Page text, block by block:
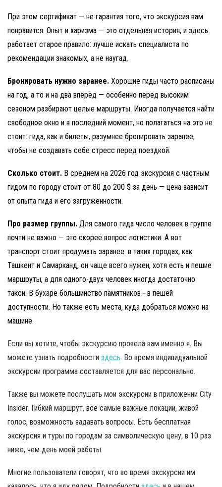
При этом сертификат — не гарантия того, что экскурсия вам
понравится. Опыт и харизма — это отдельная история, и здесь
работает старое правило: лучше искать специалиста по
рекомендации знакомых, а не наугад.
Бронировать нужно заранее. Хорошие гиды часто расписаны
на год, а то и на два вперёд — особенно перед высоким
сезоном разбирают целые маршруты. Иногда получается найти
свободное окно и в последний момент, но полагаться на это не
стоит: гида, как и билеты, разумнее бронировать заранее,
чтобы не создавать себе стресс перед поездкой.
Сколько стоит. В среднем на 2026 год экскурсия с частным
гидом по городу стоит от 80 до 200 $ за день — цена зависит
от опыта гида и его загруженности.
Про размер группы. Для самого гида число человек в группе
почти не важно — это скорее вопрос логистики. А вот
транспорт стоит продумать заранее: в таких городах, как
Ташкент и Самарканд, он чаще всего нужен, хотя есть и пешие
маршруты, а для одного-двух человек иногда достаточно
такси. В бухаре большинство памятников - в пешей
доступности. Но также есть места, куда добраться можно на
машине.
Если вы хотите, чтобы экскурсию провела вам именно я. Вы
можете узнать подробности здесь. Во время индивидуальной
экскурсии программа составляется для вас персонально.
Также вы можете послушать мои экскурсии в приложении City
Insider. Гибкий маршрут, все самые важные локации, живой
голос, возможность задавать вопросы. Есть бесплатная
экскурсия и туры по городам за символическую цену, в 10 раз
ниже, чем день моей работы.
Многие пользователи говорят, что во время экскурсии им